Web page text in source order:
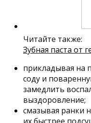
Читайте также:
Зубная паста от
прикладывая на
соду и
замедлить
выздоровление;
смазывая ранки